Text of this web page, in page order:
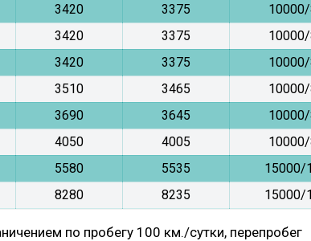
3420 3375
3420 3375
3420 3375
3510 3465
3690 3645
4050 4005
5580 5535
15000/
8280 8235 15000/
по пробегу 100 км./сутки, перепробег